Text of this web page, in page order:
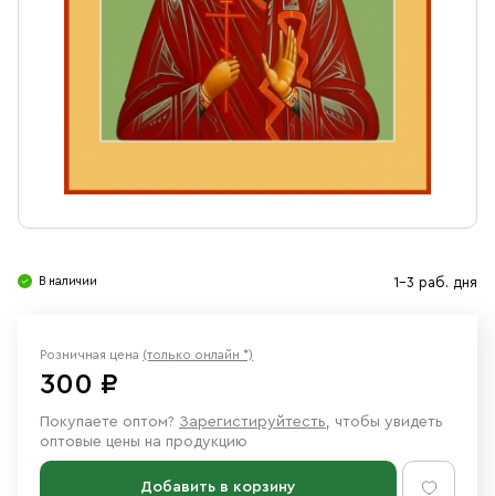
Ювелирные изделия
В наличии 1-3 раб. дня
Розничная цена (только онлайн *)
300 ₽
Покупаете оптом? Зарегистируйтесть, чтобы увидеть
оптовые цены на продукцию
Добавить в корзину